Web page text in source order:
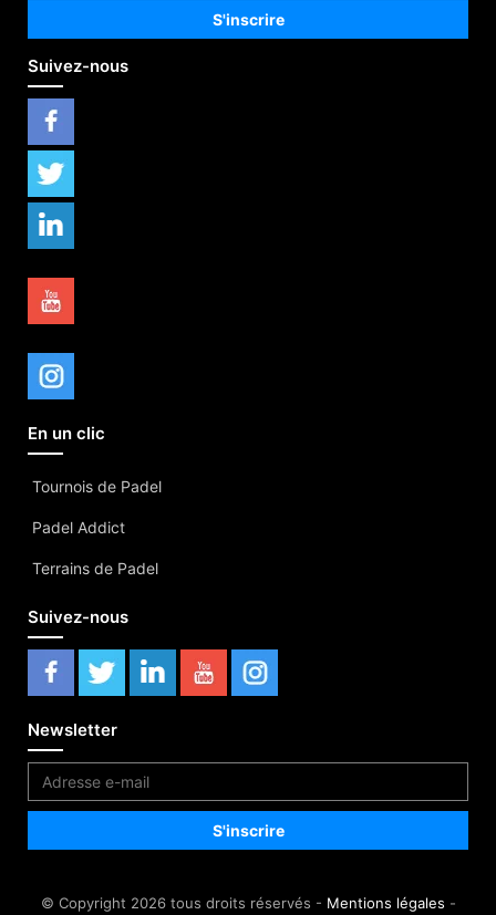
Suivez-nous
En un clic
Tournois de Padel
Padel Addict
Terrains de Padel
Suivez-nous
Newsletter
© Copyright 2026 tous droits réservés - Mentions légales -